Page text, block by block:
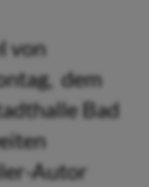
von
dem
Bad
Autor